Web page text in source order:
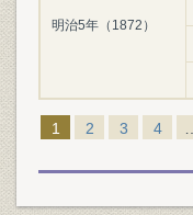
明治5年（1872）
1 2 3 4